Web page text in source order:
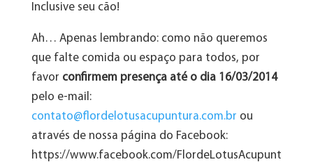
Inclusive seu cão!
Ah… Apenas lembrando: como não queremos
que falte comida ou espaço para todos, por
favor confirmem presença até o dia 16/03/2014
pelo e-mail:
contato@flordelotusacupuntura.com.br ou
através de nossa página do Facebook:
https://www.facebook.com/FlordeLotusAcupunt